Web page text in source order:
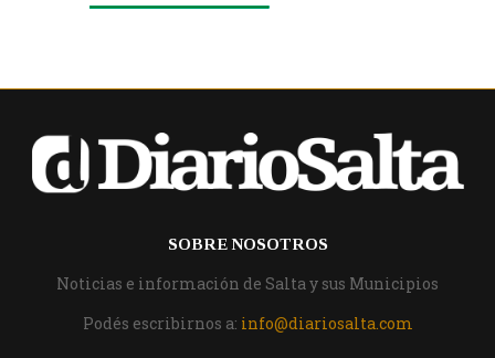
SOBRE NOSOTROS
Noticias e información de Salta y sus Municipios
Podés escribirnos a: info@diariosalta.com